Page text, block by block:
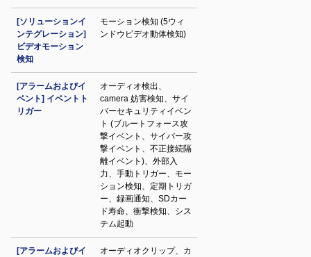
[ソリューションイ
ンテグレーション]
ビデオモーション
検知
モーション検知 (5ウィ
ンドウビデオ動体検知)
[アラームおよびイ
ベント] イベントト
リガー
オーディオ検出、
camera 妨害検知、サイ
バーセキュリティイベン
ト (ブルートフォース攻
撃イベント、サイバー攻
撃イベント、不正接続隔
離イベント)、外部入
力、手動トリガー、モー
ション検知、定期トリガ
ー、録画通知、SDカー
ド寿命、衝撃検知、シス
テム起動
[アラームおよびイ
オーディオクリップ、カ